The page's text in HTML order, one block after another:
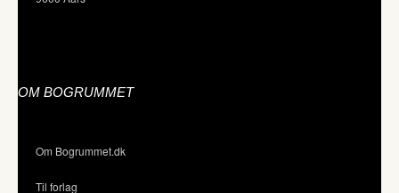
OM BOGRUMMET
Om Bogrummet.dk
Til forlag